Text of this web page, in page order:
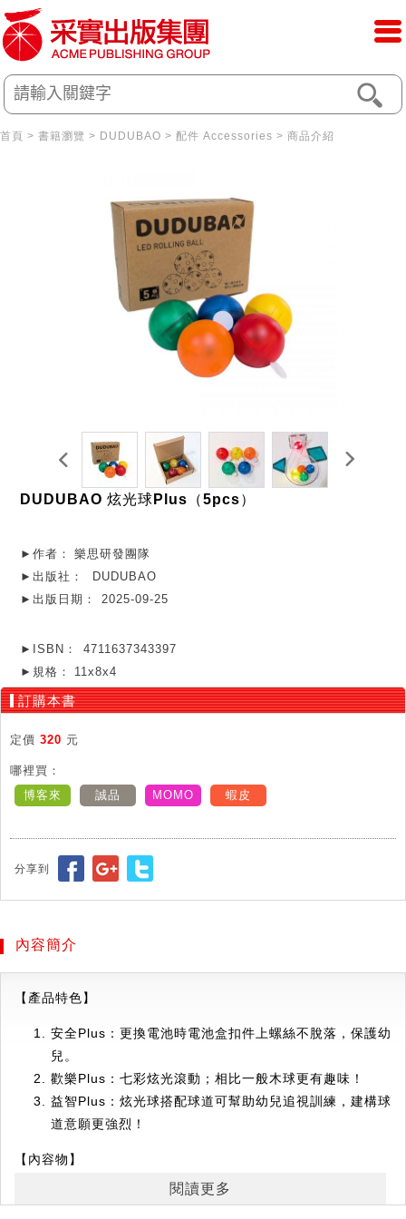
首頁 > 書籍瀏覽 > DUDUBAO > 配件 Accessories > 商品介紹
DUDUBAO 炫光球Plus（5pcs）
►作者：
樂思研發團隊
►出版社：
DUDUBAO
►出版日期：
2025-09-25
►ISBN：
4711637343397
►規格：
11x8x4
訂購本書
定價 320 元
哪裡買：
博客來
誠品 MOMO 蝦皮
分享到
內容簡介
【產品特色】
安全Plus：更換電池時電池盒扣件上螺絲不脫落，保護幼
兒。
歡樂Plus：七彩炫光滾動；相比一般木球更有趣味！
益智Plus：炫光球搭配球道可幫助幼兒追視訓練，建構球
道意願更強烈！
【內容物】
炫光球(紅、橙、黃、綠、藍)各1顆
閱讀更多